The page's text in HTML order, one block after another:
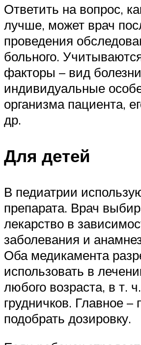
Ответить на вопрос,
лучше, может врач
проведения
больного.
факторы – вид
индивидуальные
организма пациента,
др.
Для детей
В педиатрии
препарата. Врач
лекарство в
заболевания и
Оба медикамента
использовать в
любого возраста, в т.
грудничков. Главное –
подобрать дозировку.